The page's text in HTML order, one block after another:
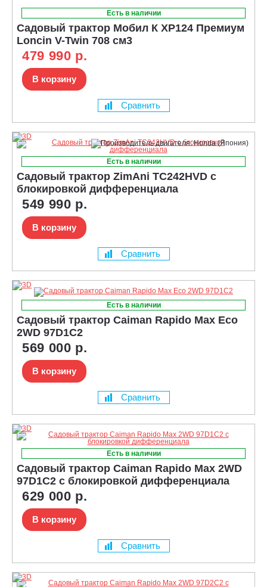
Есть в наличии
Садовый трактор Мобил К XP124 Премиум
Loncin V-Twin 708 см3
479 990 р.
В корзину
Сравнить
Есть в наличии
Садовый трактор ZimAni TC242HVD с
блокировкой дифференциала
549 990 р.
В корзину
Сравнить
Есть в наличии
Садовый трактор Caiman Rapido Max Eco
2WD 97D1C2
569 000 р.
В корзину
Сравнить
Есть в наличии
Садовый трактор Caiman Rapido Max 2WD
97D1C2 с блокировкой дифференциала
629 000 р.
В корзину
Сравнить